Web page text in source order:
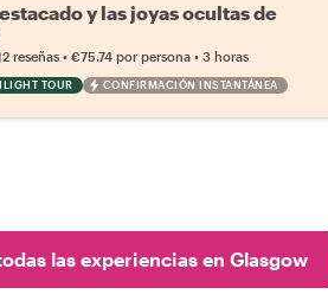
y las joyas ocultas de
reseñas •€75.74 por persona •3 horas
TOUR CONFIRMACIÓN INSTANTÁNEA
las experiencias en Glasgow